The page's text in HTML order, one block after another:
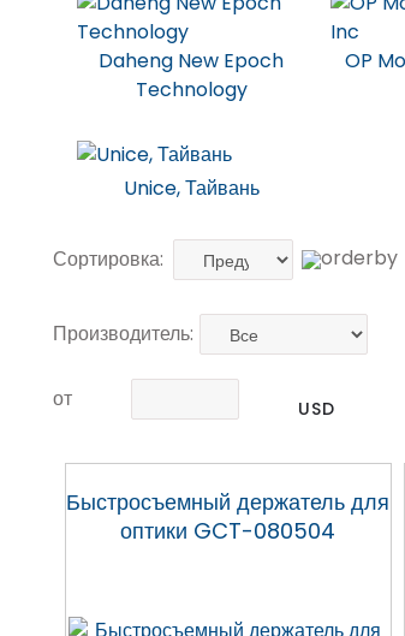
Daheng New Epoch
Technology
OP
Unice, Тайвань
Сортировка:
Производитель:
от USD
Быстросъемный держатель для
оптики GCT-080504